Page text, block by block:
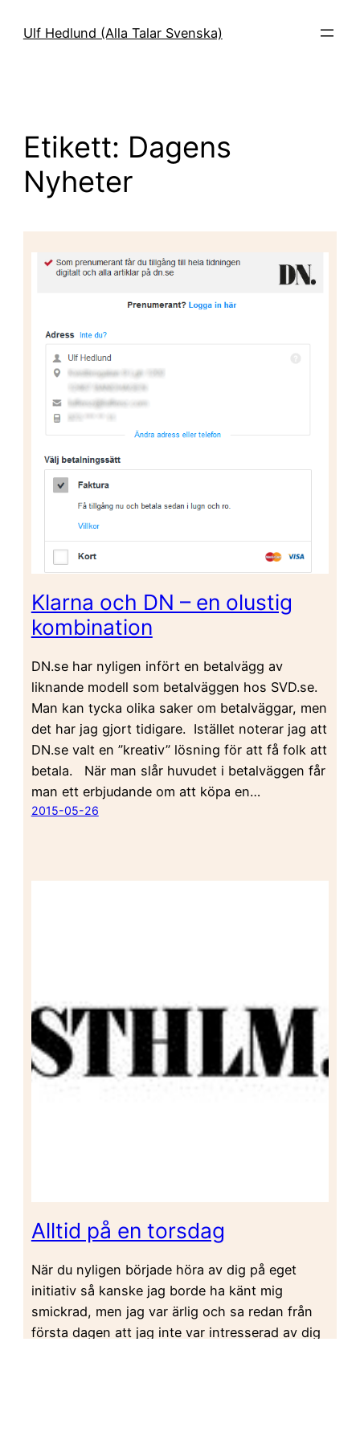
Ulf Hedlund (Alla Talar Svenska)
Etikett: Dagens
Nyheter
Klarna och DN – en olustig
kombination
DN.se har nyligen infört en betalvägg av
liknande modell som betalväggen hos SVD.se.
Man kan tycka olika saker om betalväggar, men
det har jag gjort tidigare. Istället noterar jag att
DN.se valt en ”kreativ” lösning för att få folk att
betala. När man slår huvudet i betalväggen får
man ett erbjudande om att köpa en…
2015-05-26
Alltid på en torsdag
När du nyligen började höra av dig på eget
initiativ så kanske jag borde ha känt mig
smickrad, men jag var ärlig och sa redan från
första dagen att jag inte var intresserad av dig